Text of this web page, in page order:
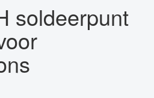
soldeerpunt